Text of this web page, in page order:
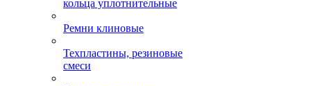
кольца уплотнительные
Ремни клиновые
Техпластины, резиновые
смеси